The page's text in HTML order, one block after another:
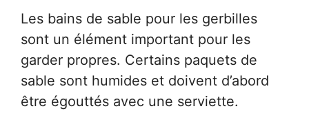
Les bains de sable pour les gerbilles
sont un élément important pour les
garder propres. Certains paquets de
sable sont humides et doivent d’abord
être égouttés avec une serviette.